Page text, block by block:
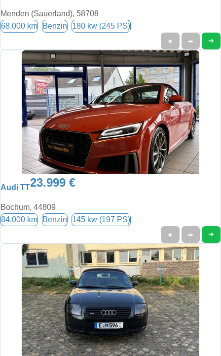
Menden (Sauerland), 58708
68.000 km Benzin 180 kw (245 PS)
★ ➦ ➜
Audi TT23.999 €
Bochum, 44809
84.000 km Benzin 145 kw (197 PS)
★ ➦ ➜